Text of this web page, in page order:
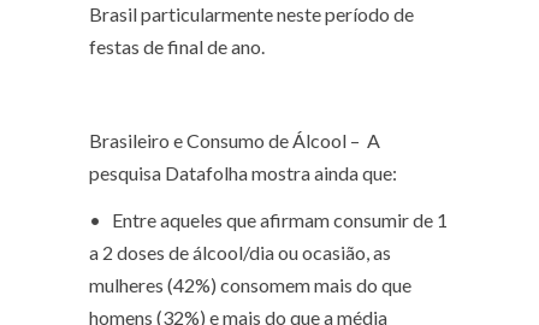
Brasil particularmente neste período de
festas de final de ano.
Brasileiro e Consumo de Álcool – A
pesquisa Datafolha mostra ainda que:
• Entre aqueles que afirmam consumir de 1
a 2 doses de álcool/dia ou ocasião, as
mulheres (42%) consomem mais do que
homens (32%) e mais do que a média